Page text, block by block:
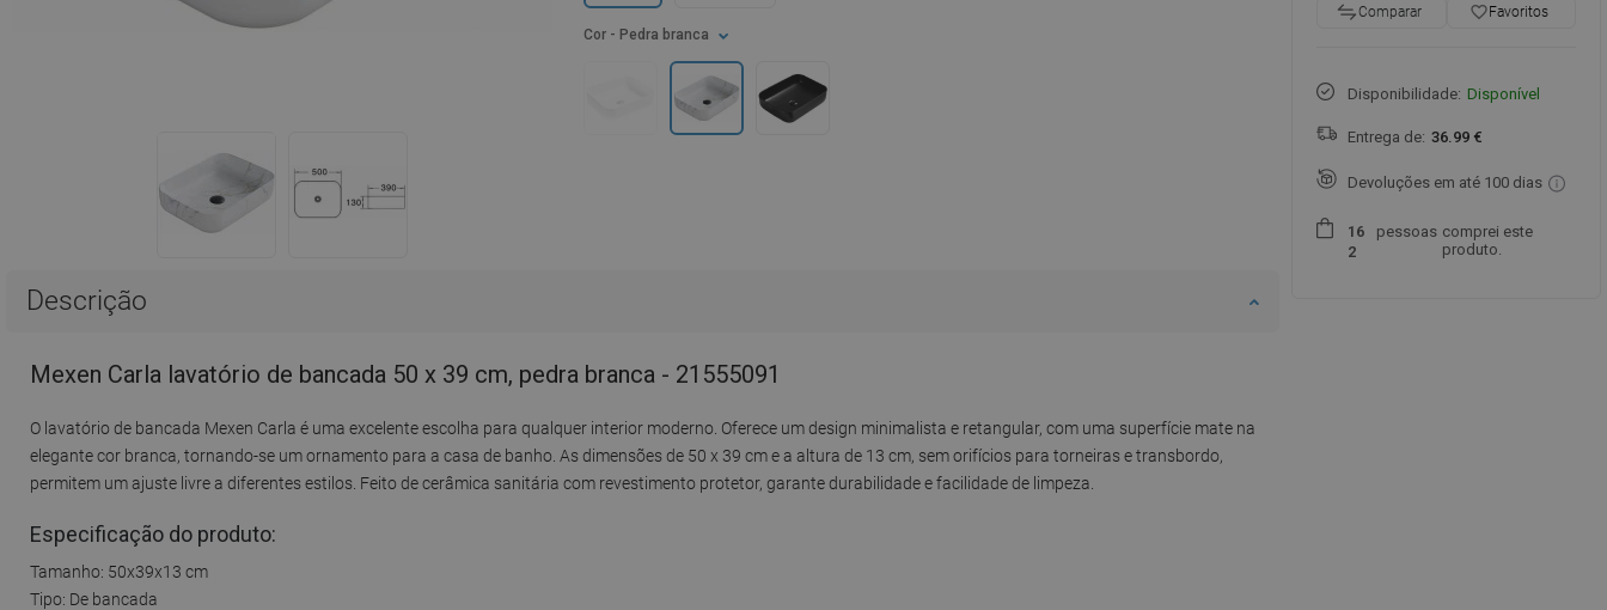
Cor - Pedra branca
Descrição
Mexen Carla lavatório de bancada 50 x 39 cm, pedra branca - 21555091
O lavatório de bancada Mexen Carla é uma excelente escolha para qualquer interior moderno. Oferece um design minimalista e retangular, com uma superfície mate na
elegante cor branca, tornando-se um ornamento para a casa de banho. As dimensões de 50 x 39 cm e a altura de 13 cm, sem orifícios para torneiras e transbordo,
permitem um ajuste livre a diferentes estilos. Feito de cerâmica sanitária com revestimento protetor, garante durabilidade e facilidade de limpeza.
Especificação do produto:
Tamanho: 50x39x13 cm
Tipo: De bancada
Comparar favorite_borderFavoritos
Disponibilidade: Disponível
Entrega de: 36.99 €
Devoluções em até 100 dias
1 6
2
pessoas comprei este
produto.